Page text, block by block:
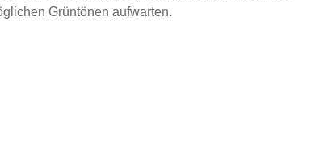
Grüntönen aufwarten.